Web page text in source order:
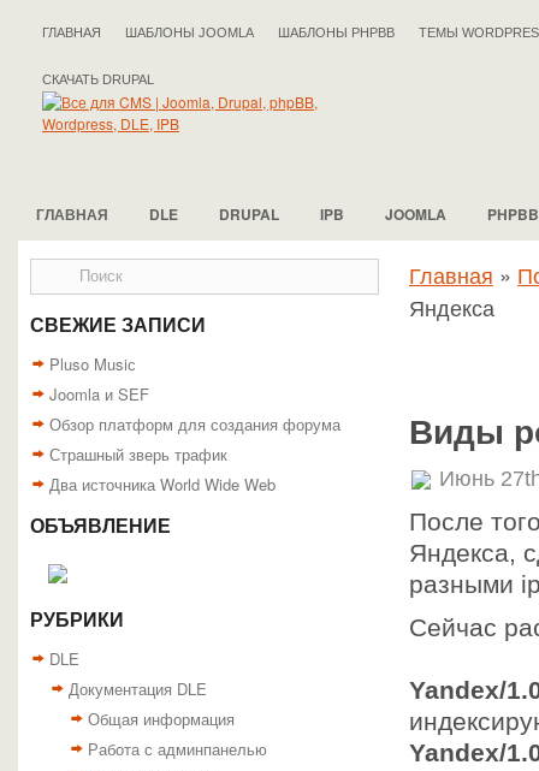
ГЛАВНАЯ ШАБЛОНЫ JOOMLA ШАБЛОНЫ PHPBB ТЕМЫ
СКАЧАТЬ DRUPAL
ГЛАВНАЯ DLE DRUPAL IPB JOOMLA PHPBB
СВЕЖИЕ ЗАПИСИ
Pluso Musiс
Joomla и SEF
Обзор платформ для создания форума
Страшный зверь трафик
Два источника World Wide Web
ОБЪЯВЛЕНИЕ
РУБРИКИ
DLE
Документация DLE
Общая информация
Работа с админпанелью
Главная »
Яндекса
Виды
Июнь
После
Яндекса,
разными
Сейчас
Yandex/
Yandex/